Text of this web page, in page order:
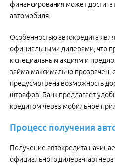
финансирования может
автомобиля.
Особенностью автокредита
официальными дилерами, что
к специальным акциям и
займа максимально прозрачен:
предусмотрена возможность
штрафов. Банк предлагает
кредитом через мобильное
Процесс получения
Получение автокредита
официального дилера-